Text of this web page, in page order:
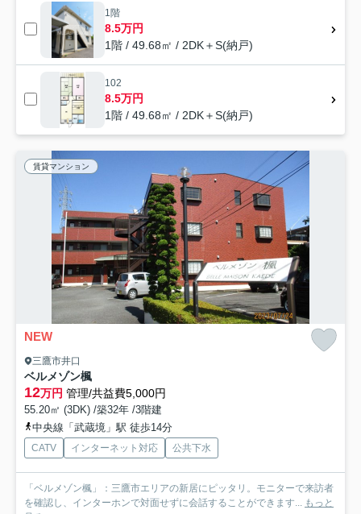
1階
8.5万円
1階 / 49.68㎡ / 2DK＋S(納戸)
102
8.5万円
1階 / 49.68㎡ / 2DK＋S(納戸)
賃貸マンション
NEW
三鷹市井口
ベルメゾン楓
12万円 管理/共益費5,000円
55.20㎡ (3DK) /築32年 /3階建
中央線「武蔵境」駅 徒歩14分
CATV インターネット対応 公共下水
「ベルメゾン楓」：三鷹市エリアの新居にピッタリ。モニターで来訪者
を確認し、インターホンで対面せずに会話することができます...
もっと